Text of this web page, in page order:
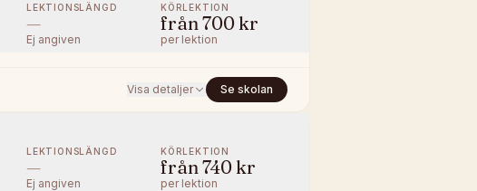
LEKTIONSLÄNGD
—
Ej angiven
KÖRLEKTION
från 700 kr
per lektion
Visa detaljer Se skolan
LEKTIONSLÄNGD
—
Ej angiven
KÖRLEKTION
från 740 kr
per lektion